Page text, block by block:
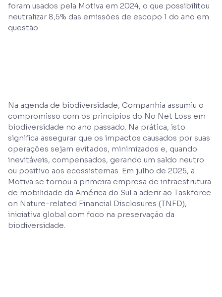
foram usados pela Motiva em 2024, o que possibilitou
neutralizar 8,5% das emissões de escopo 1 do ano em
questão.
Na agenda de biodiversidade, Companhia assumiu o
compromisso com os princípios do No Net Loss em
biodiversidade no ano passado. Na prática, isto
significa assegurar que os impactos causados por suas
operações sejam evitados, minimizados e, quando
inevitáveis, compensados, gerando um saldo neutro
ou positivo aos ecossistemas. Em julho de 2025, a
Motiva se tornou a primeira empresa de infraestrutura
de mobilidade da América do Sul a aderir ao Taskforce
on Nature-related Financial Disclosures (TNFD),
iniciativa global com foco na preservação da
biodiversidade.